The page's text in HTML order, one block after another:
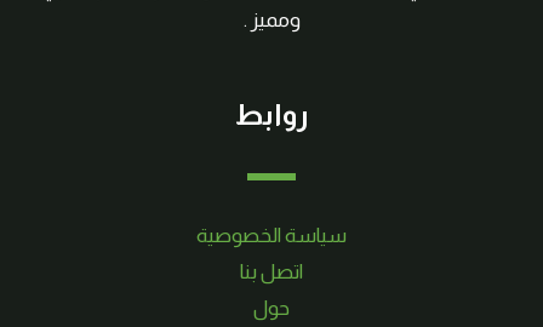
ومميز .
روابط
سياسة الخصوصية
اتصل بنا
حول